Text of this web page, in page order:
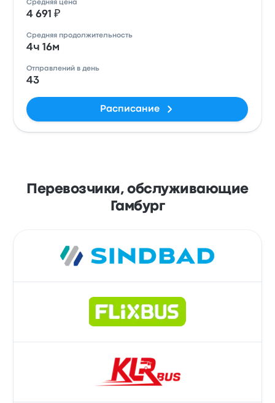
Средняя цена
4 691 ₽
Средняя продолжительность
4ч 16м
Отправлений в день
43
Расписание
Перевозчики, обслуживающие
Гамбург